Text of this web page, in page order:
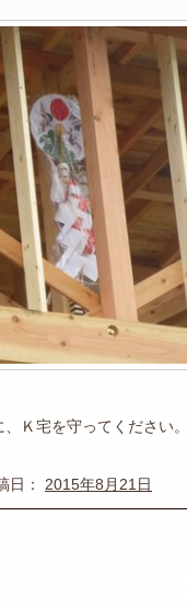
Ｋ宅を守ってください。
日： 2015年8月21日